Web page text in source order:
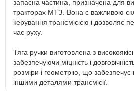
запасна частина, призначена для
тракторах МТЗ. Вона є важливою
керування трансмісією і дозволяє
час руху.
Тяга ручки виготовлена з
забезпечуючи міцність і
розміри і геометрію, що
іншими деталями трансмісії.